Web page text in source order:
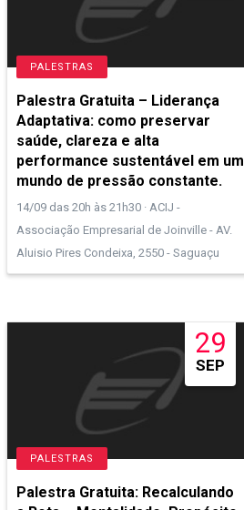
PALESTRAS
Palestra Gratuita – Liderança
Adaptativa: como preservar
saúde, clareza e alta
performance sustentável em um
mundo de pressão constante.
14/09 das 20h às 21h30 · ACIJ -
Associação Empresarial de Joinville - AV.
Aluisio Pires Condeixa, 2550 - Saguaçu
29
SEP
PALESTRAS
Palestra Gratuita: Recalculando